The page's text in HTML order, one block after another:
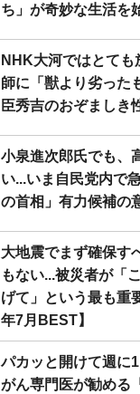
ち」が奇妙な生活を
NHK大河ではとても
師に「獣より劣った
臣秀吉のおぞましき
小泉進次郎氏でも、
い...いま自民党内で
の首相」有力候補の
大地震でまず確保す
もない...被災者が「
げて」という最も重
年7月BEST】
パカッと開けて週に
がん専門医が勧める